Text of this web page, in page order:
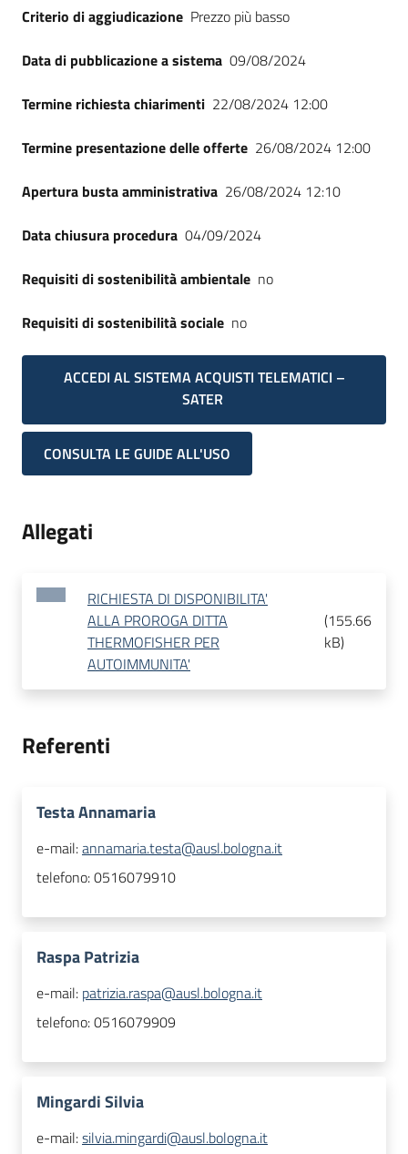
Criterio di aggiudicazione Prezzo più basso
Data di pubblicazione a sistema 09/08/2024
Termine richiesta chiarimenti 22/08/2024 12:00
Termine presentazione delle offerte 26/08/2024 12:00
Apertura busta amministrativa 26/08/2024 12:10
Data chiusura procedura 04/09/2024
Requisiti di sostenibilità ambientale no
Requisiti di sostenibilità sociale no
ACCEDI AL SISTEMA ACQUISTI TELEMATICI –
SATER
CONSULTA LE GUIDE ALL'USO
Allegati
RICHIESTA DI DISPONIBILITA'
ALLA PROROGA DITTA
THERMOFISHER PER
AUTOIMMUNITA'
(155.66
kB)
Referenti
Testa Annamaria
e-mail:annamaria.testa@ausl.bologna.it
telefono:0516079910
Raspa Patrizia
e-mail: patrizia.raspa@ausl.bologna.it
telefono:0516079909
Mingardi Silvia
e-mail:silvia.mingardi@ausl.bologna.it